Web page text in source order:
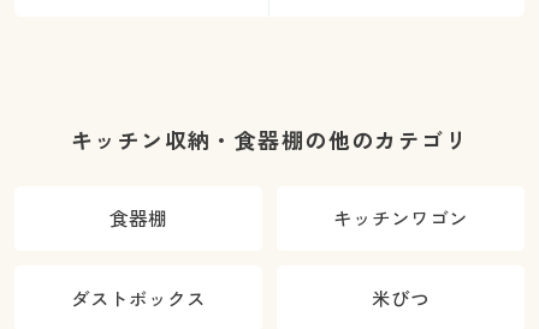
キッチン収納・食器棚の他のカテゴリ
食器棚 キッチンワゴン
ダストボックス 米びつ